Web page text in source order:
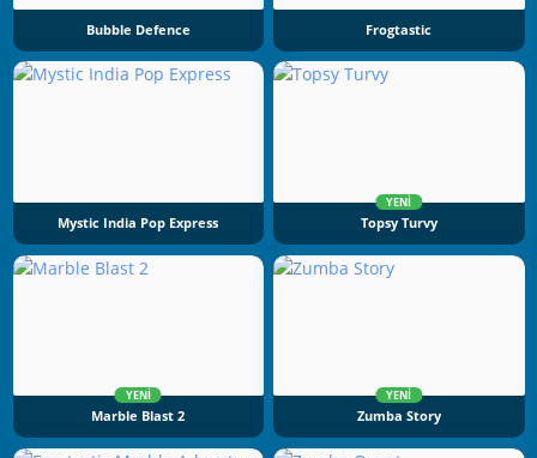
Bubble Defence Frogtastic
Mystic India Pop Express
YENI
Topsy Turvy
YENI
Marble Blast 2
YENI
Zumba Story